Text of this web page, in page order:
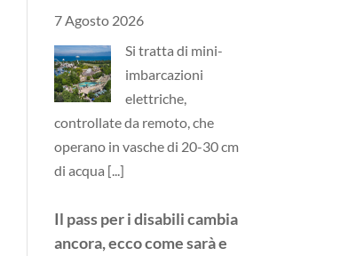
7 Agosto 2026
Si tratta di mini-
imbarcazioni
elettriche,
controllate da remoto, che
operano in vasche di 20-30 cm
di acqua [...]
Il pass per i disabili cambia
ancora, ecco come sarà e